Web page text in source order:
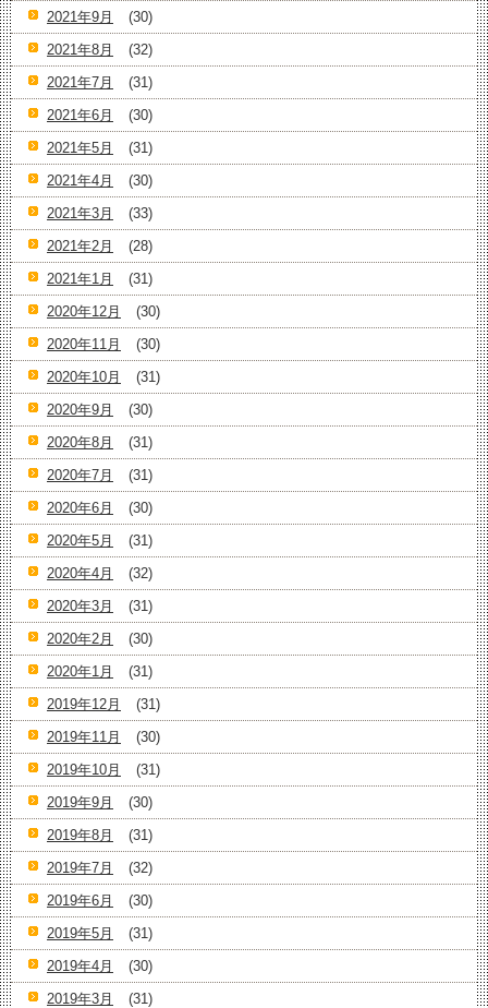
2021年9月
(30)
2021年8月
(32)
2021年7月
(31)
2021年6月
(30)
2021年5月
(31)
2021年4月
(30)
2021年3月
(33)
2021年2月
(28)
2021年1月
(31)
2020年12月
(30)
2020年11月
(30)
2020年10月
(31)
2020年9月
(30)
2020年8月
(31)
2020年7月
(31)
2020年6月
(30)
2020年5月
(31)
2020年4月
(32)
2020年3月
(31)
2020年2月
(30)
2020年1月
(31)
2019年12月
(31)
2019年11月
(30)
2019年10月
(31)
2019年9月
(30)
2019年8月
(31)
2019年7月
(32)
2019年6月
(30)
2019年5月
(31)
2019年4月
(30)
2019年3月
(31)